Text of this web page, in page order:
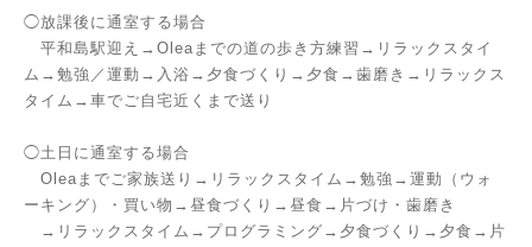
◯放課後に通室する場合
平和島駅迎え→Oleaまでの道の歩き方練習→リラックスタイ
ム→勉強／運動→入浴→夕食づくり→夕食→歯磨き→リラックス
タイム→車でご自宅近くまで送り
◯土日に通室する場合
Oleaまでご家族送り→リラックスタイム→勉強→運動（ウォ
ーキング）・買い物→昼食づくり→昼食→片づけ・歯磨き
→リラックスタイム→プログラミング→夕食づくり→夕食→片